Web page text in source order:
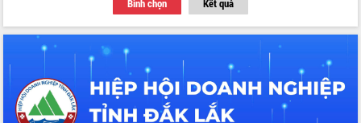
du khách thông qua Hệ thống cơ sở dữ
liệu và Bản đồ số
Tập huấn ứng dụng trí tuệ nhân tạo (AI)
trong thương mại điện tử năm 2026
Đoàn đại biểu Quốc hội tỉnh Đắk Lắk
trao đổi thông tin trước Kỳ họp thứ
nhất, Quốc hội khóa XVI
Bình chọn Kết quả